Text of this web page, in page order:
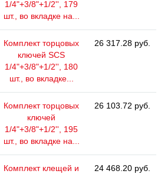
1/4"+3/8"+1/2'', 179
шт., во вкладке на...
Комплект торцовых
ключей SCS
1/4"+3/8"+1/2'', 180
шт., во вкладке...
26 317.28 руб.
Комплект торцовых
ключей
1/4"+3/8"+1/2'', 195
шт., во вкладке на...
26 103.72 руб.
Комплект клещей и
24 468.20 руб.